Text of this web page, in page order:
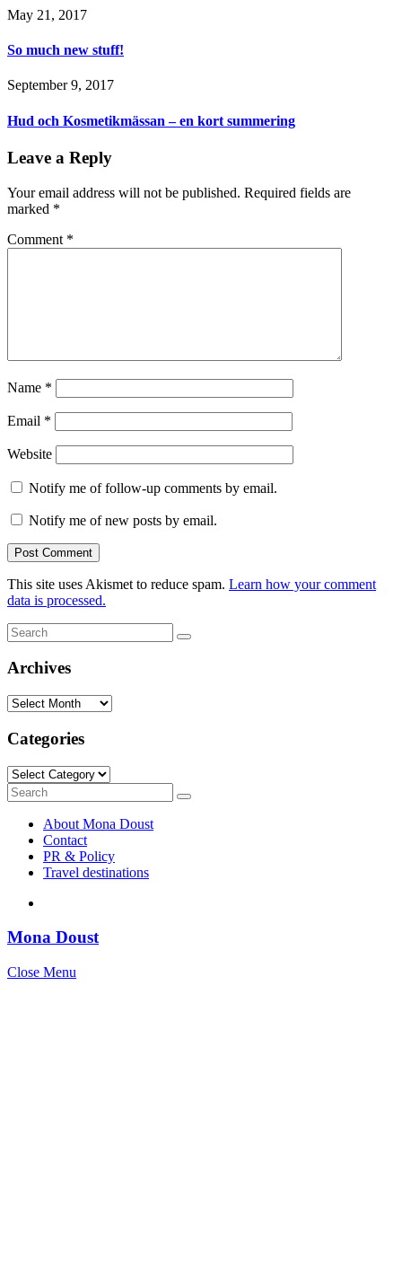
May 21, 2017
So much new stuff!
September 9, 2017
Hud och Kosmetikmässan – en kort summering
Leave a Reply
Your email address will not be published. Required fields are
marked *
Comment *
Name *
Email *
Website
Notify me of follow-up comments by email.
Notify me of new posts by email.
This site uses Akismet to reduce spam. Learn how your comment
data is processed.
Search
for:
Search
Archives
Archives
Categories
Categories
Search
for:
Search
About Mona Doust
Contact
PR & Policy
Travel destinations
Mona Doust
Close Menu